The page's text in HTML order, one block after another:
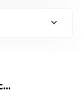
expand_more